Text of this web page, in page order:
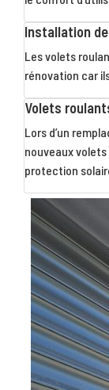
Installation
Les volets
rénovation car
Volets
Lors d’un
nouveaux volets
protection